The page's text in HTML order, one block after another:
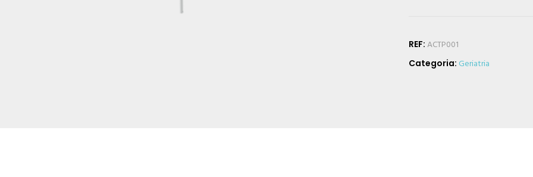
REF: ACTP001
Categoria: Geriatria